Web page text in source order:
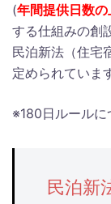
(年間提供日数
する仕組みの創
民泊新法（住宅
定められていま
※180日ルールに
民泊新